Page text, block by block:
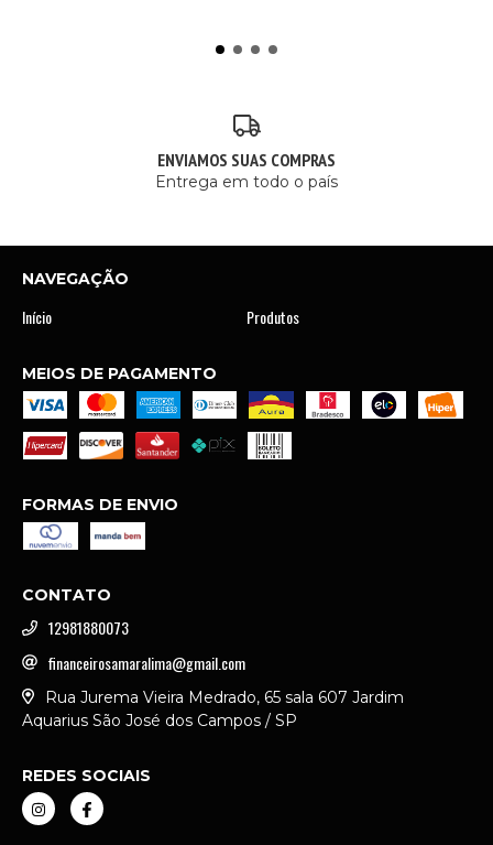
ENVIAMOS SUAS COMPRAS
Entrega em todo o país
NAVEGAÇÃO
Início Produtos
MEIOS DE PAGAMENTO
FORMAS DE ENVIO
CONTATO
12981880073
financeirosamaralima@gmail.com
Rua Jurema Vieira Medrado, 65 sala 607 Jardim
Aquarius São José dos Campos / SP
REDES SOCIAIS